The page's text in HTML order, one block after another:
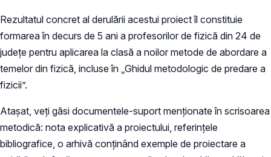
Rezultatul concret al derulării acestui proiect îl constituie
formarea în decurs de 5 ani a profesorilor de fizică din 24 de
judeţe pentru aplicarea la clasă a noilor metode de abordare a
temelor din fizică, incluse în „Ghidul metodologic de predare a
fizicii”.
Atașat, veți găsi documentele-suport menţionate în scrisoarea
metodică: nota explicativă a proiectului, referinţele
bibliografice, o arhivă conţinând exemple de proiectare a